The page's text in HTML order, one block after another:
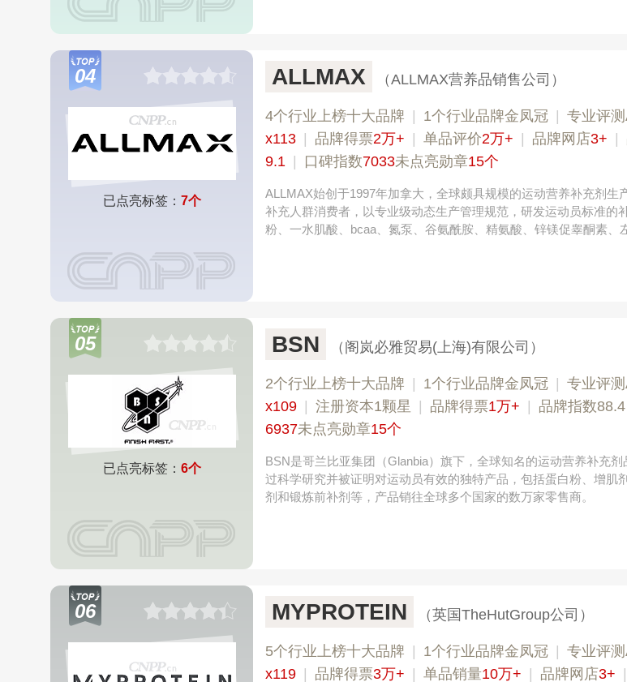
04
已点亮标签： 7个
ALLMAX （ALLMAX营养品销售公司）
4个行业上榜十大品牌 1个行业品牌金凤冠 专业评
x113
品牌得票2万+ 单品评价2万+ 品牌网店3+
9.1
口碑指数7033未点亮勋章15个
ALLMAX始创于1997年加拿大，全球颇具规模的运动营养补充剂生
补充人群消费者，以专业级动态生产管理规范，研发运动员标准的
粉、一水肌酸、bcaa、氮泵、谷氨酰胺、精氨酸、锌镁促睾酮素、
05
已点亮标签： 6个
BSN （阁岚必雅贸易(上海)有限公司）
2个行业上榜十大品牌 1个行业品牌金凤冠 专业评
x109
注册资本1颗星 品牌得票1万+ 品牌指数88.4
6937未点亮勋章15个
BSN是哥兰比亚集团（Glanbia）旗下，全球知名的运动营养补充
过科学研究并被证明对运动员有效的独特产品，包括蛋白粉、增肌
剂和锻炼前补剂等，产品销往全球多个国家的数万家零售商。
06 MYPROTEIN （英国TheHutGroup公司）
5个行业上榜十大品牌 1个行业品牌金凤冠 专业评
x119
品牌得票3万+ 单品销量10万+ 品牌网店3+